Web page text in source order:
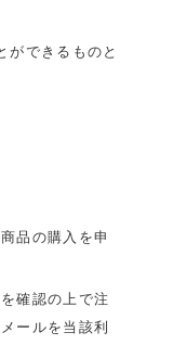
ができるものと
品の購入を申
確認の上で注
ールを当該利